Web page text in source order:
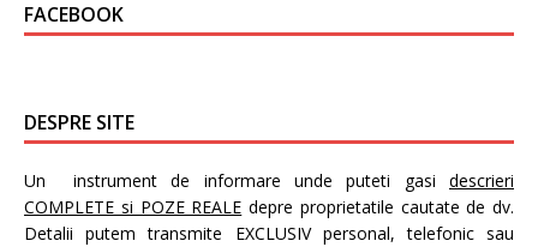
FACEBOOK
DESPRE SITE
Un instrument de informare unde puteti gasi descrieri
COMPLETE si POZE REALE depre proprietatile cautate de dv.
Detalii putem transmite EXCLUSIV personal, telefonic sau